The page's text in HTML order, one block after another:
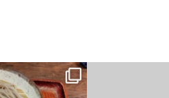
いし、吐き気はする
るとこうなってしま